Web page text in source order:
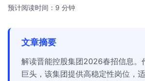
预计阅读时间：9 分钟
文章摘要
解读晋能控股集团2026春招信息。
巨头，该集团提供高稳定性岗位，